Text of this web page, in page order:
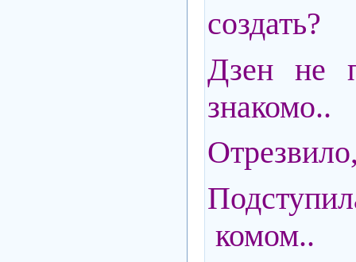
создать?
Дзен не
знакомо..
комом..